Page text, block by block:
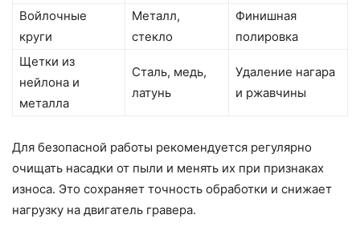
Войлочные
круги
Металл,
стекло
Финишная
полировка
Щетки из
нейлона и
металла
Сталь, медь,
латунь
Удаление нагара
и ржавчины
Для безопасной работы рекомендуется регулярно
очищать насадки от пыли и менять их при признаках
износа. Это сохраняет точность обработки и снижает
нагрузку на двигатель гравера.